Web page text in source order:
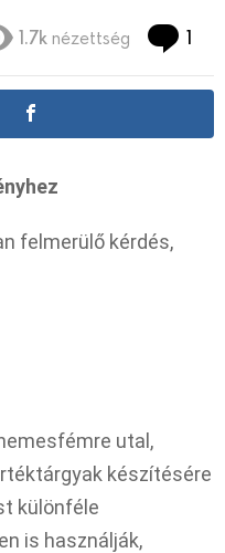
1.7k nézettség 1
felmerülő kérdés,
utal,
készítésére
különféle
is használják,